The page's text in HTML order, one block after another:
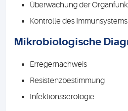
Überwachung der
Kontrolle des Immunsystems
Mikrobiologische
Erregernachweis
Resistenzbestimmung
Infektionsserologie